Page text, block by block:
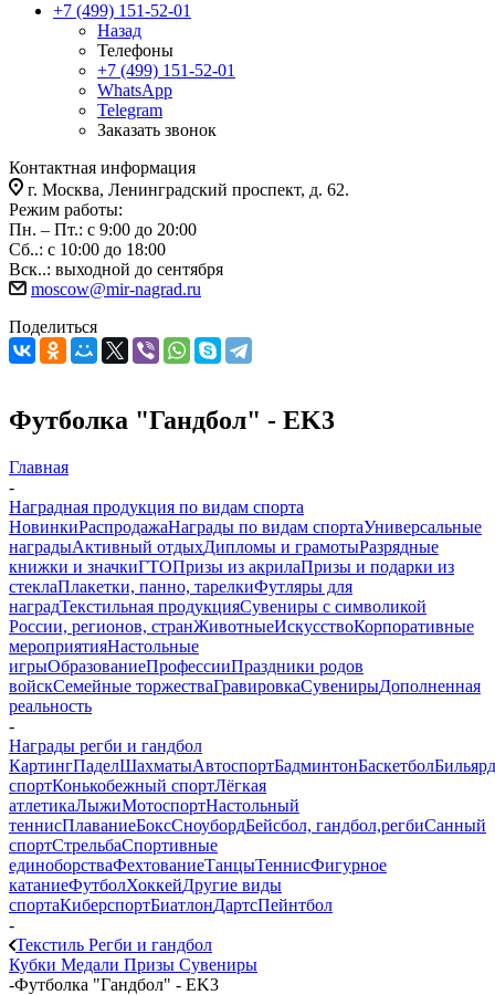
+7 (499) 151-52-01
Назад
Телефоны
+7 (499) 151-52-01
WhatsApp
Telegram
Заказать звонок
Контактная информация
г. Москва, Ленинградский проспект, д. 62.
Режим работы:
Пн. – Пт.: с 9:00 до 20:00
Сб..: с 10:00 до 18:00
Вск..: выходной до сентября
moscow@mir-nagrad.ru
Поделиться
Футболка "Гандбол" - EK3
Главная
-
Наградная продукция по видам спорта
НовинкиРаспродажаНаграды по видам спортаУниверсальные
наградыАктивный отдыхДипломы и грамотыРазрядные
книжки и значкиГТОПризы из акрилаПризы и подарки из
стеклаПлакетки, панно, тарелкиФутляры для
наградТекстильная продукцияСувениры с символикой
России, регионов, странЖивотныеИскусствоКорпоративные
мероприятияНастольные
игрыОбразованиеПрофессииПраздники родов
войскСемейные торжестваГравировкаСувенирыДополненная
реальность
-
Награды регби и гандбол
КартингПаделШахматыАвтоспортБадминтонБаскетболБильярд
спортКонькобежный спортЛёгкая
атлетикаЛыжиМотоспортНастольный
теннисПлаваниеБоксСноубордБейсбол, гандбол,регбиСанный
спортСтрельбаСпортивные
единоборстваФехтованиеТанцыТеннисФигурное
катаниеФутболХоккейДругие виды
спортаКиберспортБиатлонДартсПейнтбол
-
Текстиль Регби и гандбол
Кубки Медали Призы Сувениры
-Футболка "Гандбол" - EK3